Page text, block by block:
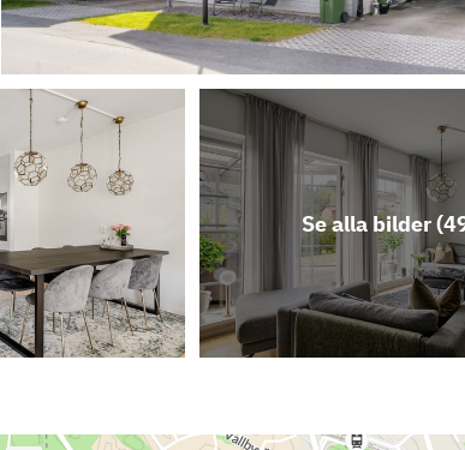
Se alla bilder (